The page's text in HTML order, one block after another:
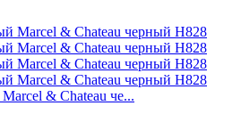
& Chateau че...